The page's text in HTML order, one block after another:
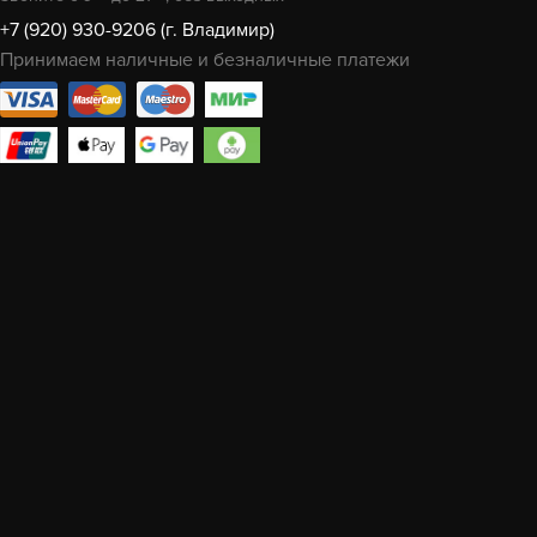
+7 (920) 930-9206 (г. Владимир)
Принимаем наличные и безналичные платежи